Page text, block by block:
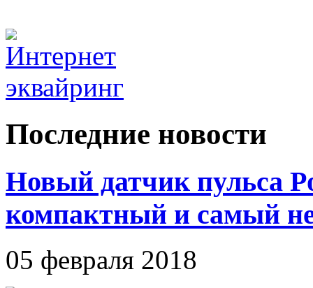
Последние новости
Новый датчик пульса
компактный и самый
05 февраля 2018